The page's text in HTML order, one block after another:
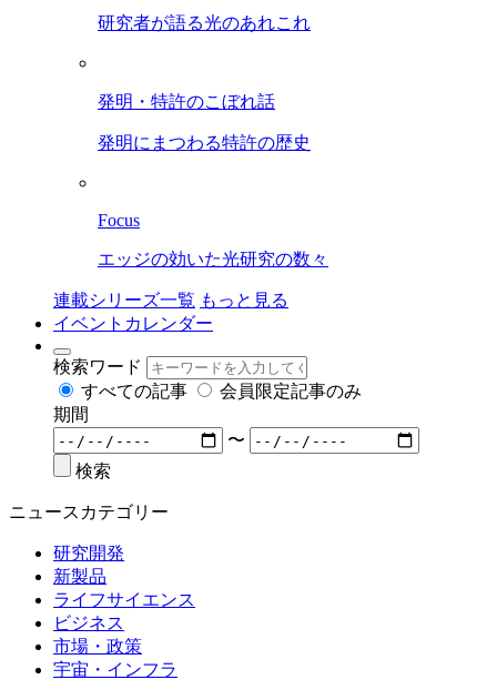
研究者が語る光のあれこれ
発明・特許のこぼれ話
発明にまつわる特許の歴史
Focus
エッジの効いた光研究の数々
連載シリーズ一覧 もっと見る
イベントカレンダー
検索ワード
すべての記事
会員限定記事のみ
期間
〜
検索
ニュースカテゴリー
研究開発
新製品
ライフサイエンス
ビジネス
市場・政策
宇宙・インフラ